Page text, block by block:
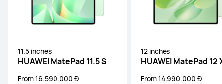
11.5 inches
HUAWEI MatePad 11.5 S
From 16.590.000 Đ
12 inches
HUAWEI MatePad 12
From 14.990.000 Đ